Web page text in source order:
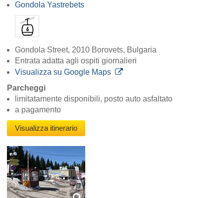
Gondola Yastrebets
Gondola Street, 2010 Borovets, Bulgaria
Entrata adatta agli ospiti giornalieri
Visualizza su Google Maps
Parcheggi
limitatamente disponibili, posto auto asfaltato
a pagamento
Visualizza itinerario